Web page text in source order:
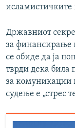
Државниот
за финансирање
се обиде да ја
тврди дека била
за комуникации
судење е „стрес